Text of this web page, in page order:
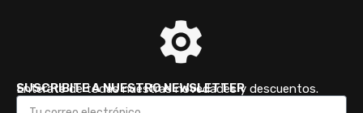
SUSCRIBITE A NUESTRO NEWSLETTER
Enterate de todas nuestras novedades y descuentos.